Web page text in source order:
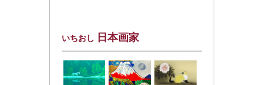
いちおし 日本画家